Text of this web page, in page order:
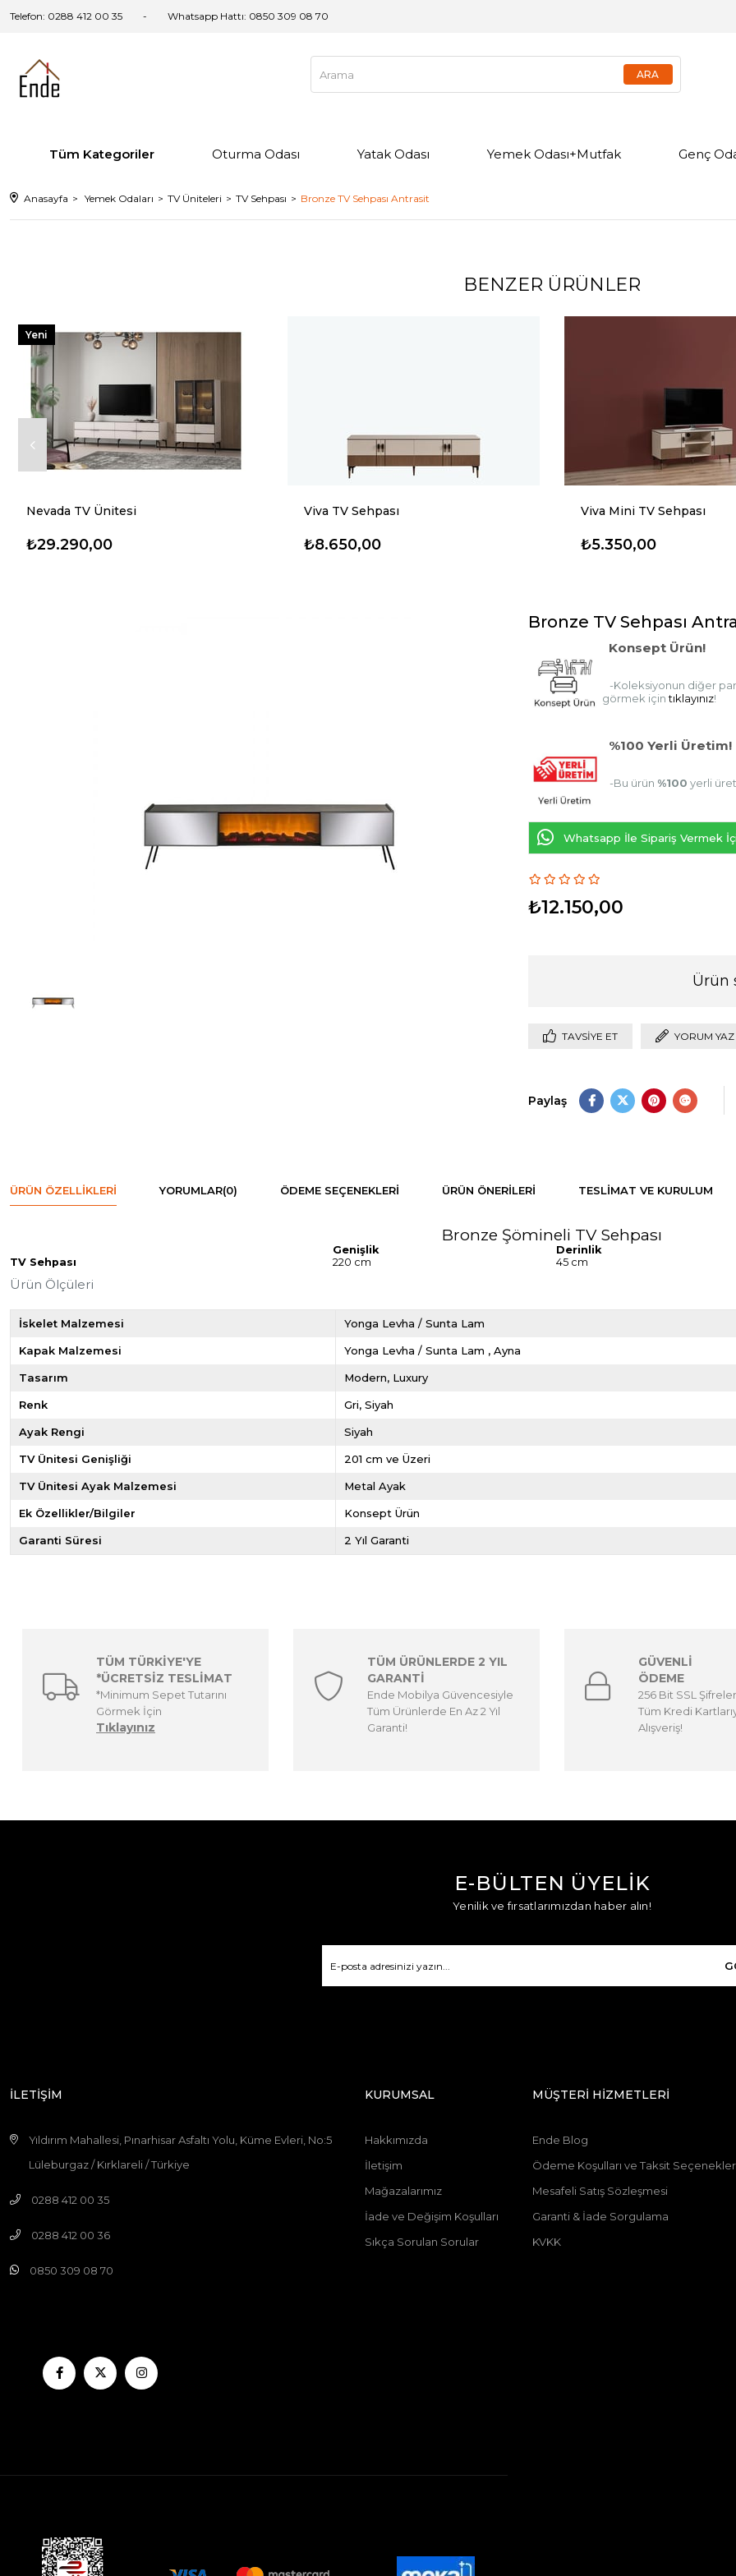
Telefon: 0288 412 00 35 Whatsapp Hattı: 0850 309 08 70
Tüm Kategoriler Oturma Odası Yatak Odası Yemek Odası+Mutfak Genç
Anasayfa Yemek Odaları TV Üniteleri TV Sehpası Bronze TV Sehpası Antrasit
BENZER ÜRÜNLER
Nevada TV Ünitesi
₺29.290,00
Yeni
Ürün
Viva TV Sehpası
₺8.650,00
Viva Mini TV Sehpası
₺5.350,00
Bronze TV Sehpası
Konsept Ürün!
-Koleksiyonun diğer
görmek içintıklayınız!
%100 Yerli Üretim!
-Bu ürün %100 yerli
Whatsapp İle Sipariş Vermek
₺12.150,00
Ürün
TAVSIYE ET YORUM YAZ
Paylaş
ÜRÜN ÖZELLIKLERI YORUMLAR(0) ÖDEME SEÇENEKLERI ÜRÜN ÖNERILERI TESLIMAT VE KURULUM
Bronze Şömineli TV Sehpası
Ürün Ölçüleri
Genişlik Derinlik
TV Sehpası
220 cm 45 cm
İskelet Malzemesi Yonga Levha / Sunta Lam
Kapak Malzemesi Yonga Levha / Sunta Lam Ayna
Tasarım Modern Luxury
Renk Gri Siyah
Ayak Rengi Siyah
TV Ünitesi Genişliği 201 cm ve Üzeri
TV Ünitesi Ayak Malzemesi Metal Ayak
Ek Özellikler/Bilgiler Konsept Ürün
Garanti Süresi 2 Yıl Garanti
TÜM TÜRKİYE'YE
*ÜCRETSİZ TESLİMAT
*Minimum Sepet Tutarını
Görmek İçin
Tıklayınız
TÜM ÜRÜNLERDE 2 YIL
GARANTİ
Ende Mobilya Güvencesiyle
Tüm Ürünlerde En Az 2 Yıl
Garanti!
GÜVENLİ
ÖDEME
256 Bit SSL
Tüm Kredi
Alışveriş!
E-BÜLTEN ÜYELİK
Yenilik ve fırsatlarımızdan haber alın!
İLETİŞİM
Yıldırım Mahallesi, Pınarhisar Asfaltı Yolu, Küme Evleri, No:5
Lüleburgaz / Kırklareli / Türkiye
0288 412 00 35
0288 412 00 36
0850 309 08 70
KURUMSAL
Hakkımızda
İletişim
Mağazalarımız
İade ve Değişim Koşulları
Sıkça Sorulan Sorular
MÜŞTERİ HİZMETLERİ
Ende Blog
Ödeme Koşulları ve Taksit
Mesafeli Satış Sözleşmesi
Garanti & İade Sorgulama
KVKK